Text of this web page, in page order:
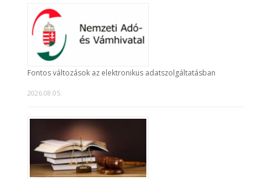
Fontos változások az elektronikus adatszolgáltatásban
2026.08.05.